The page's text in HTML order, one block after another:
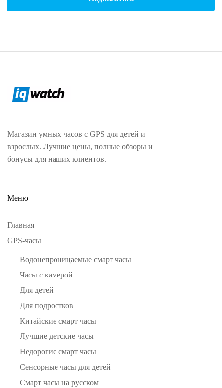
Магазин умных часов с GPS для детей и
взрослых. Лучшие цены, полные обзоры и
бонусы для наших клиентов.
Меню
Главная
GPS-часы
Водонепроницаемые смарт часы
Часы с камерой
Для детей
Для подростков
Китайские смарт часы
Лучшие детские часы
Недорогие смарт часы
Сенсорные часы для детей
Смарт часы на русском